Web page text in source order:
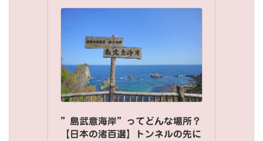
”島武意海岸”ってどんな場所？
【日本の渚百選】トンネルの先に